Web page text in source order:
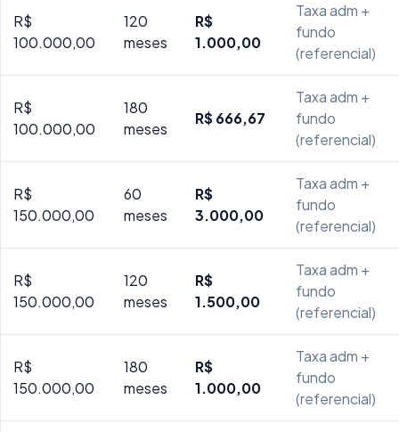
R$
100.000,00
120
meses
R$
1.000,00
Taxa adm +
fundo
(referencial)
R$
100.000,00
180
meses
R$ 666,67
Taxa adm +
fundo
(referencial)
R$
150.000,00
60
meses
R$
3.000,00
Taxa adm +
fundo
(referencial)
R$
150.000,00
120
meses
R$
1.500,00
Taxa adm +
fundo
(referencial)
R$
150.000,00
180
meses
R$
1.000,00
Taxa adm +
fundo
(referencial)